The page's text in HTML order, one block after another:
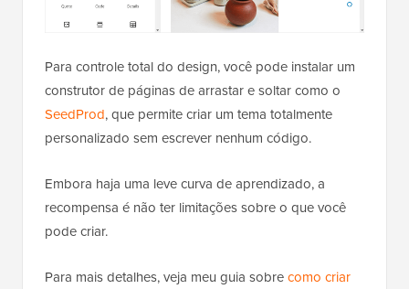
Para controle total do design, você pode instalar um
construtor de páginas de arrastar e soltar como o
SeedProd, que permite criar um tema totalmente
personalizado sem escrever nenhum código.
Embora haja uma leve curva de aprendizado, a
recompensa é não ter limitações sobre o que você
pode criar.
Para mais detalhes, veja meu guia sobrecomo criar